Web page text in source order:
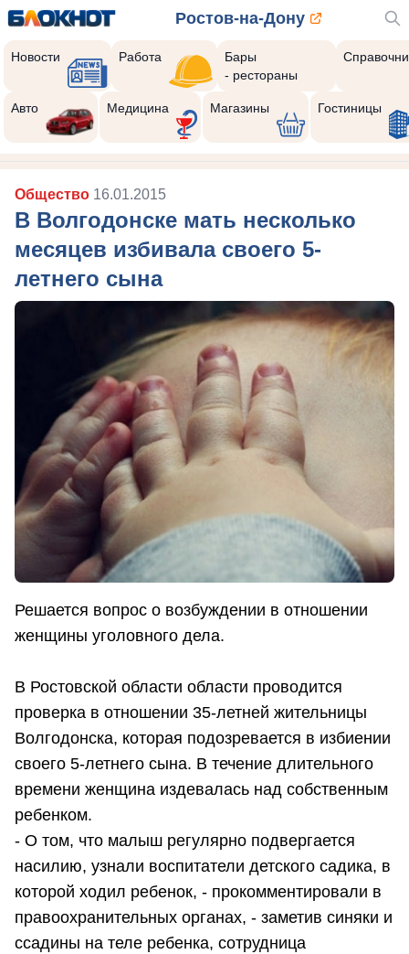
Ростов-на-Дону
Новости Работа
Бары
- рестораны
Авто Медицина Магазины Гостиницы
Общество 16.01.2015
В Волгодонске мать несколько
месяцев избивала своего 5-
летнего сына
Решается вопрос о возбуждении в отношении
женщины уголовного дела.
В Ростовской области области проводится
проверка в отношении 35-летней жительницы
Волгодонска, которая подозревается в избиении
своего 5-летнего сына. В течение длительного
времени женщина издевалась над собственным
ребенком.
- О том, что малыш регулярно подвергается
насилию, узнали воспитатели детского садика, в
которой ходил ребенок, - прокомментировали в
правоохранительных органах, - заметив синяки и
ссадины на теле ребенка, сотрудница